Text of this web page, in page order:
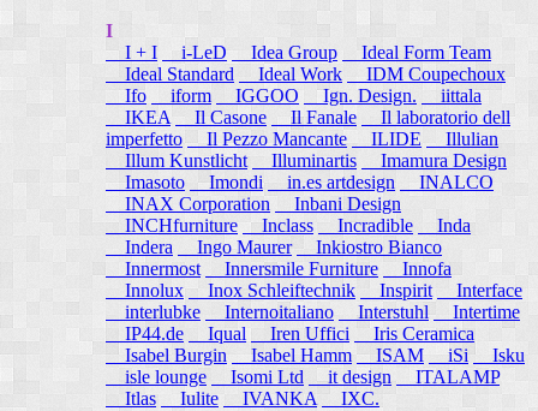
I
I + I
i-LeD Idea Group
Ideal Form Team
Ideal Standard
Ideal Work
IDM Coupechoux
Ifo
iform IGGOO Ign. Design.
iittala
IKEA
Il Casone Il Fanale
Il laboratorio dell
imperfetto
Il Pezzo Mancante ILIDE
Illulian
Illum Kunstlicht
Illuminartis
Imamura Design
Imasoto
Imondi in.es artdesign
INALCO
INAX Corporation
Inbani Design
INCHfurniture
Inclass Incradible
Inda
Indera
Ingo Maurer
Inkiostro Bianco
Innermost
Innersmile Furniture
Innofa
Innolux
Inox Schleiftechnik Inspirit
Interface
interlubke
Internoitaliano Interstuhl
Intertime
IP44.de
Iqual Iren Uffici
Iris Ceramica
Isabel Burgin
Isabel Hamm ISAM iSi Isku
isle lounge
Isomi Ltd it design
ITALAMP
Itlas
Iulite IVANKA IXC.